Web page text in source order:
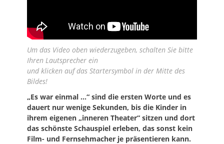
Um das Video oben wiederzugeben, schalten Sie bitte
Ihren Lautsprecher ein
und klicken auf das Startersymbol in der Mitte des
Bildes!
„Es war einmal …“ sind die ersten Worte und es
dauert nur wenige Sekunden, bis die Kinder in
ihrem eigenen „inneren Theater“ sitzen und dort
das schönste Schauspiel erleben, das sonst kein
Film- und Fernsehmacher je präsentieren kann.